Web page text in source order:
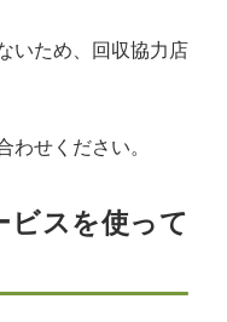
いため、回収協力店
わせください。
ビスを使って